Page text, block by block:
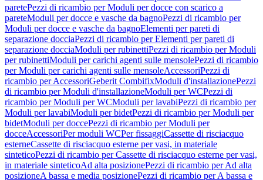
paretePezzi di ricambio per Moduli per docce con scarico a
pareteModuli per docce e vasche da bagnoPezzi di ricambio per
Moduli per docce e vasche da bagnoElementi per pareti di
separazione docciaPezzi di ricambio per Elementi per pareti di
separazione docciaModuli per rubinettiPezzi di ricambio per Moduli
per rubinettiModuli per carichi agenti sulle mensolePezzi di ricambio
per Moduli per carichi agenti sulle mensoleAccessoriPezzi di
ricambio per AccessoriGeberit CombifixModuli d'installazionePezzi
di ricambio per Moduli d'installazioneModuli per WCPezzi di
ricambio per Moduli per WCModuli per lavabiPezzi di ricambio per
Moduli per lavabiModuli per bidetPezzi di ricambio per Moduli per
bidetModuli per doccePezzi di ricambio per Moduli per
docceAccessoriPer moduli WCPer fissaggiCassette di risciacquo
esterneCassette di risciacquo esterne per vasi, in materiale
sinteticoPezzi di ricambio per Cassette di risciacquo esterne per vasi,
in materiale sinteticoAd alta posizionePezzi di ricambio per Ad alta
posizioneA bassa e media posizionePezzi di ricambio per A bassa e